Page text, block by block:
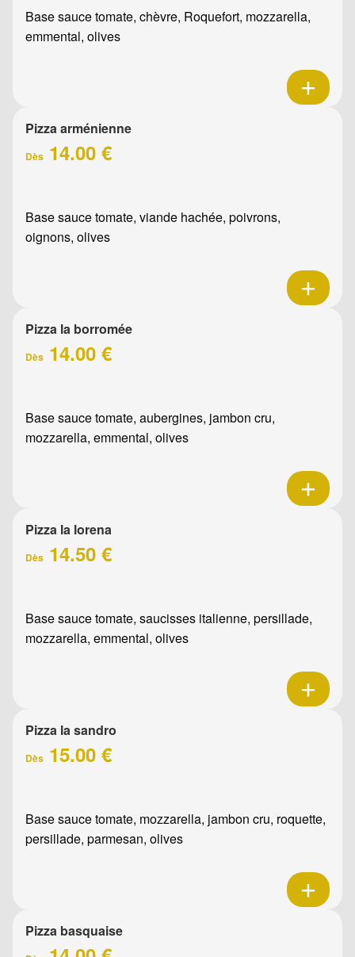
Base sauce tomate, chèvre, Roquefort, mozzarella,
emmental, olives
Pizza arménienne
Dès 14.00 €
Base sauce tomate, viande hachée, poivrons,
oignons, olives
Pizza la borromée
Dès 14.00 €
Base sauce tomate, aubergines, jambon cru,
mozzarella, emmental, olives
Pizza la lorena
Dès 14.50 €
Base sauce tomate, saucisses italienne, persillade,
mozzarella, emmental, olives
Pizza la sandro
Dès 15.00 €
Base sauce tomate, mozzarella, jambon cru, roquette,
persillade, parmesan, olives
Pizza basquaise